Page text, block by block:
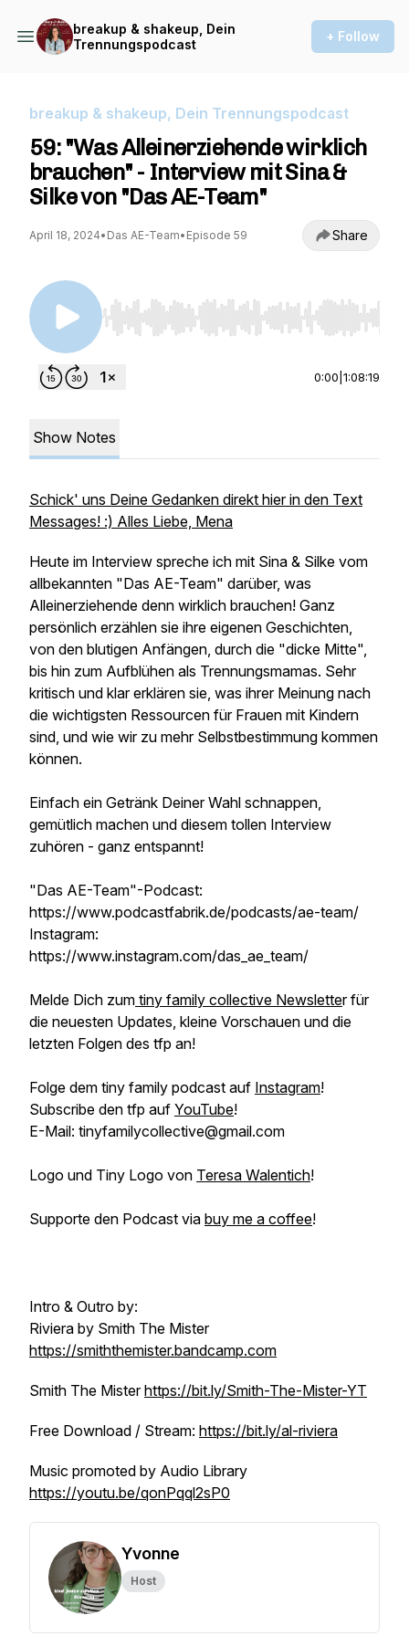
breakup & shakeup, Dein
Trennungspodcast
+ Follow
breakup & shakeup, Dein Trennungspodcast
59: "Was Alleinerziehende wirklich
brauchen" - Interview mit Sina &
Silke von "Das AE-Team"
April 18, 2024• Das AE-Team• Episode 59 Share
Use Left/Right to seek, Home/End to jump to
0:00 1:08:19
Show Notes
Schick' uns Deine Gedanken direkt hier in den Text
Messages! :) Alles Liebe, Mena
Heute im Interview spreche ich mit Sina & Silke vom
allbekannten "Das AE-Team" darüber, was
Alleinerziehende denn wirklich brauchen! Ganz
persönlich erzählen sie ihre eigenen Geschichten,
von den blutigen Anfängen, durch die "dicke Mitte",
bis hin zum Aufblühen als Trennungsmamas. Sehr
kritisch und klar erklären sie, was ihrer Meinung nach
die wichtigsten Ressourcen für Frauen mit Kindern
sind, und wie wir zu mehr Selbstbestimmung kommen
können.
Einfach ein Getränk Deiner Wahl schnappen,
gemütlich machen und diesem tollen Interview
zuhören - ganz entspannt!
"Das AE-Team"-Podcast:
https://www.podcastfabrik.de/podcasts/ae-team/
Instagram:
https://www.instagram.com/das_ae_team/
Melde Dich zum tiny family collective Newsletter für
die neuesten Updates, kleine Vorschauen und die
letzten Folgen des tfp an!
Folge dem tiny family podcast auf Instagram!
Subscribe den tfp auf YouTube!
E-Mail: tinyfamilycollective@gmail.com
Logo und Tiny Logo von Teresa Walentich!
Supporte den Podcast via buy me a coffee!
Intro & Outro by:
Riviera by Smith The Mister
https://smiththemister.bandcamp.com
Smith The Misterhttps://bit.ly/Smith-The-Mister-YT
Free Download / Stream: https://bit.ly/al-riviera
Music promoted by Audio Library
https://youtu.be/qonPqql2sP0
Yvonne
Host